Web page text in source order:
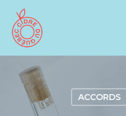
main
content
ACCORDS